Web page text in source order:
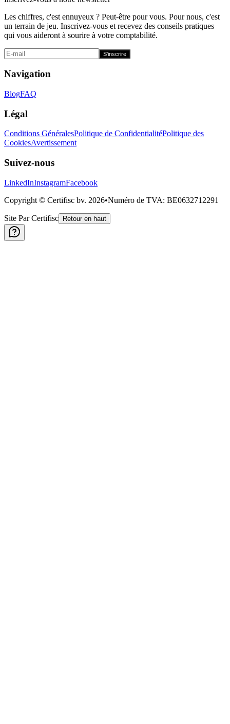
Les chiffres, c'est ennuyeux ? Peut-être pour vous. Pour nous, c'est
un terrain de jeu. Inscrivez-vous et recevez des conseils pratiques
qui vous aideront à sourire à votre comptabilité.
S'inscrire
Navigation
BlogFAQ
Légal
Conditions GénéralesPolitique de ConfidentialitéPolitique des
CookiesAvertissement
Suivez-nous
LinkedInInstagramFacebook
Copyright © Certifisc bv. 2026•Numéro de TVA: BE0632712291
Site Par Certifisc Retour en haut